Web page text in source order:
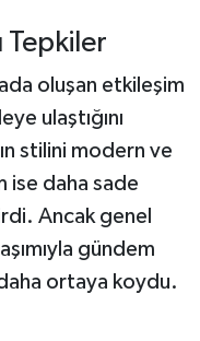
Tepkiler
oluşan etkileşim
ulaştığını
stilini modern ve
ise daha sade
Ancak genel
gündem
daha ortaya koydu.